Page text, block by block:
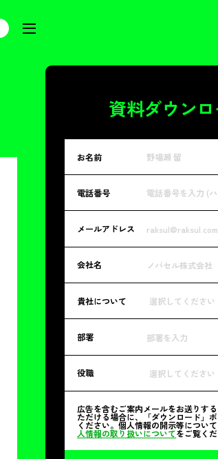
資料ダウン
お名前
電話番号
メールアドレス
会社名
貴社について
部署
役職
広告を含むご案内メールをお送りす
ただける場合に、「ダウンロード」
ください。個人情報の開示等につい
人情報の取り扱いについてをご覧く